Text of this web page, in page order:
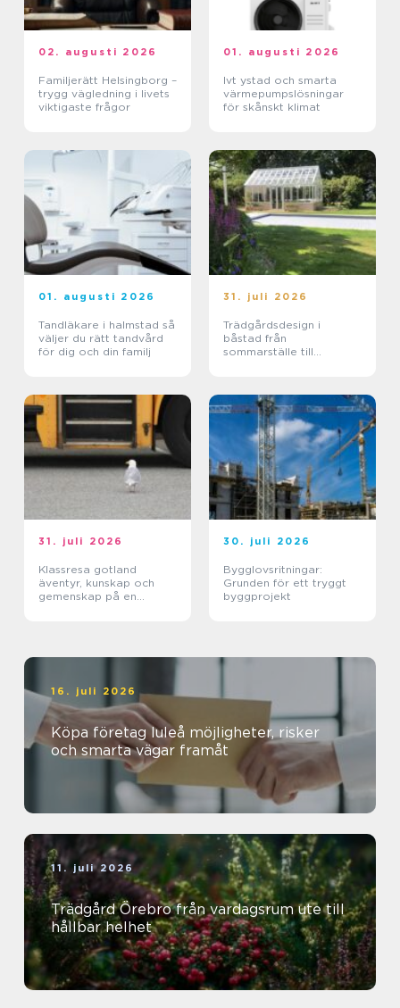
02. augusti 2026
Familjerätt Helsingborg –
trygg vägledning i livets
viktigaste frågor
01. augusti 2026
Ivt ystad och smarta
värmepumpslösningar
för skånskt klimat
01. augusti 2026
Tandläkare i halmstad så
väljer du rätt tandvård
för dig och din familj
31. juli 2026
Trädgårdsdesign i
båstad från
sommarställe till
31. juli 2026
Klassresa gotland
äventyr, kunskap och
gemenskap på en
30. juli 2026
Bygglovsritningar:
Grunden för ett tryggt
byggprojekt
16. juli 2026
Köpa företag luleå möjligheter, risker
och smarta vägar framåt
11. juli 2026
Trädgård Örebro från vardagsrum ute till
hållbar helhet